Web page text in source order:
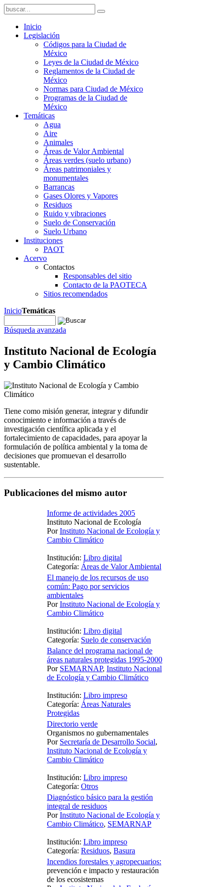
Inicio
Legislación
Códigos para la Ciudad de
México
Leyes de la Ciudad de México
Reglamentos de la Ciudad de
México
Normas para Ciudad de México
Programas de la Ciudad de
México
Temáticas
Agua
Aire
Animales
Áreas de Valor Ambiental
Áreas verdes (suelo urbano)
Áreas patrimoniales y
monumentales
Barrancas
Gases Olores y Vapores
Residuos
Ruido y vibraciones
Suelo de Conservación
Suelo Urbano
Instituciones
PAOT
Acervo
Contactos
Responsables del sitio
Contacto de la PAOTECA
Sitios recomendados
InicioTemáticas
Búsqueda avanzada
Instituto Nacional de Ecología
y Cambio Climático
Tiene como misión generar, integrar y difundir
conocimiento e información a través de
investigación científica aplicada y el
fortalecimiento de capacidades, para apoyar la
formulación de política ambiental y la toma de
decisiones que promuevan el desarrollo
sustentable.
Publicaciones del mismo autor
Informe de actividades 2005
Instituto Nacional de Ecología
PorInstituto Nacional de Ecología y
Cambio Climático
Institución: Libro digital
Categoría: Áreas de Valor Ambiental
El manejo de los recursos de uso
común: Pago por servicios
ambientales
PorInstituto Nacional de Ecología y
Cambio Climático
Institución: Libro digital
Categoría: Suelo de conservación
Balance del programa nacional de
áreas naturales protegidas 1995-2000
Por SEMARNAP, Instituto Nacional
de Ecología y Cambio Climático
Institución: Libro impreso
Categoría: Áreas Naturales
Protegidas
Directorio verde
Organismos no gubernamentales
Por Secretaría de Desarrollo Social,
Instituto Nacional de Ecología y
Cambio Climático
Institución: Libro impreso
Categoría: Otros
Diagnóstico básico para la gestión
integral de residuos
PorInstituto Nacional de Ecología y
Cambio Climático, SEMARNAP
Institución: Libro impreso
Categoría: Residuos, Basura
Incendios forestales y agropecuarios:
prevención e impacto y restauración
de los ecosistemas